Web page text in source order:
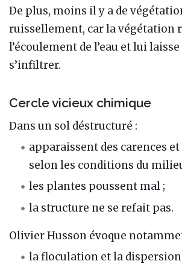
De plus, moins il y a de
ruissellement, car la végétation
l’écoulement de l’eau et lui
s’infiltrer.
Cercle vicieux chimique
Dans un sol déstructuré :
apparaissent des carences
selon les conditions du
les plantes poussent mal ;
la structure ne se refait pas.
Olivier Husson évoque
la floculation et la dispersion